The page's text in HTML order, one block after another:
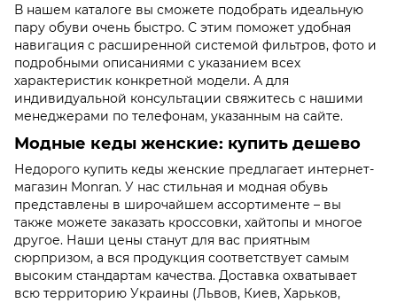
В нашем каталоге вы сможете подобрать идеальную
пару обуви очень быстро. С этим поможет удобная
навигация с расширенной системой фильтров, фото и
подробными описаниями с указанием всех
характеристик конкретной модели. А для
индивидуальной консультации свяжитесь с нашими
менеджерами по телефонам, указанным на сайте.
Модные кеды женские: купить дешево
Недорого купить кеды женские предлагает интернет-
магазин Monran. У нас стильная и модная обувь
представлены в широчайшем ассортименте – вы
также можете заказать кроссовки, хайтопы и многое
другое. Наши цены станут для вас приятным
сюрпризом, а вся продукция соответствует самым
высоким стандартам качества. Доставка охватывает
всю территорию Украины (Львов, Киев, Харьков,